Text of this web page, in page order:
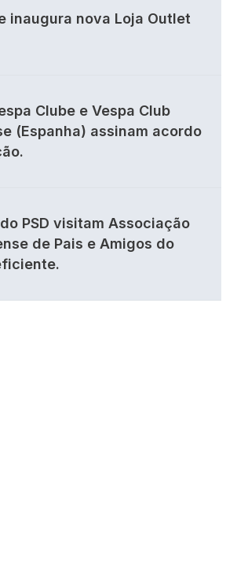
inaugura nova Loja Outlet
Clube e Vespa Club
(Espanha) assinam acordo
PSD visitam Associação
de Pais e Amigos do